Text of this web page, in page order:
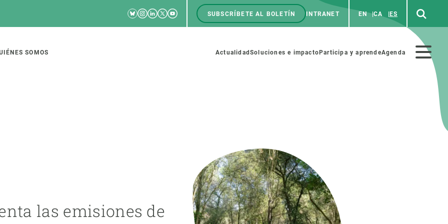
RRSS
Bluesky
Instagram
Linkedin
TwitterYoutube
Menú
top
SUBSCRÍBETE AL BOLETÍN INTRANET EN CA ES
SOMOS
Menú
Actualidad Soluciones e impacto Participa y aprendeAgenda
las emisiones de
de ecosistemas Política y gestión
ÚNETE A NOSOTROS
Bolsa de trabajo
Estrategia de Recursos Humanos
Oportunidades académicas
Pide tu MSCA-PF
Materiales educativos
COLABORA